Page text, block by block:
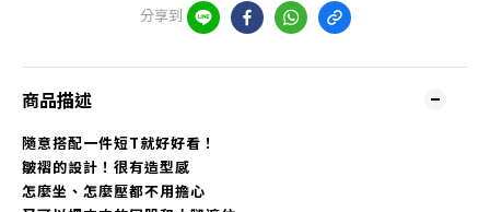
分享到
商品描述
隨意搭配一件短T就好好看！
皺褶的設計！ 很有造型感
怎麼坐、怎麼壓都不用擔心